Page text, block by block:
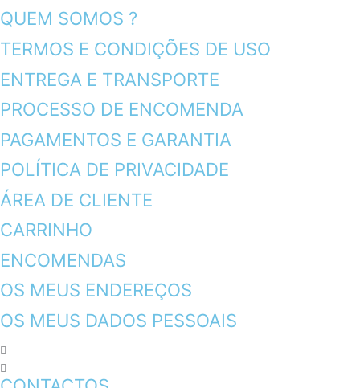
QUEM SOMOS ?
TERMOS E CONDIÇÕES DE USO
ENTREGA E TRANSPORTE
PROCESSO DE ENCOMENDA
PAGAMENTOS E GARANTIA
POLÍTICA DE PRIVACIDADE
ÁREA DE CLIENTE
CARRINHO
ENCOMENDAS
OS MEUS ENDEREÇOS
OS MEUS DADOS PESSOAIS